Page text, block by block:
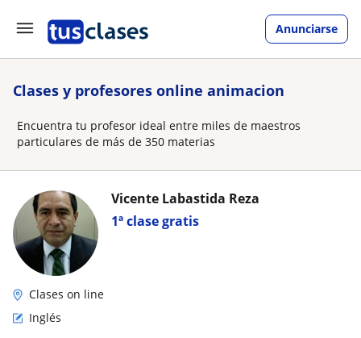
Anunciarse
Clases y profesores online animacion
Encuentra tu profesor ideal entre miles de maestros
particulares de más de 350 materias
1ª clase gratis
Vicente Labastida Reza
Clases on line
Inglés